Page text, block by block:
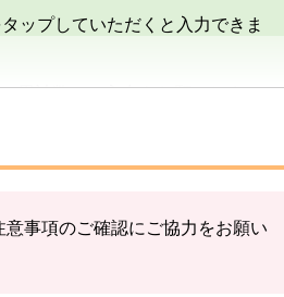
ップしていただくと入力できま
累計数）で入力をお願いしま
して「5」で送信
事項のご確認にご協力をお願い